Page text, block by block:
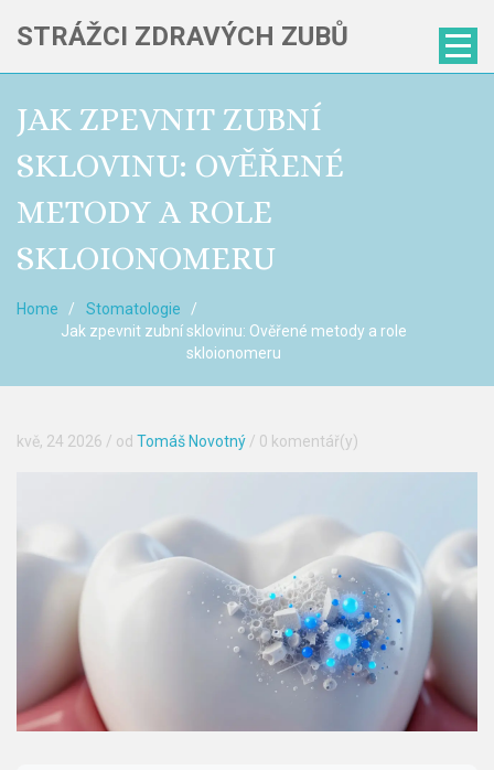
STRÁŽCI ZDRAVÝCH ZUBŮ
JAK ZPEVNIT ZUBNÍ
SKLOVINU: OVĚŘENÉ
METODY A ROLE
SKLOIONOMERU
Home
Stomatologie
Jak zpevnit zubní sklovinu: Ověřené metody a role
skloionomeru
kvě, 24 2026 / od Tomáš Novotný / 0 komentář(y)